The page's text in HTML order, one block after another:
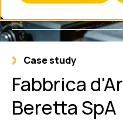
Case study
Fabbrica
Beretta SpA